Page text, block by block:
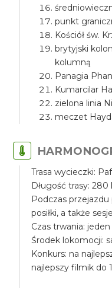
punkt
Kościół św.
brytyjski
kolumną
Panagia
Kumarcilar
zielona linia
meczet
Trasa wycieczki:
Długość trasy: 280
Podczas
posiłki, a także
Czas trwania:
Środek lokomocji:
Konkurs: na
najlepszy filmik do